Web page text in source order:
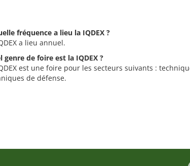
fréquence a lieu la IQDEX ?
a lieu annuel.
genre de foire est la IQDEX ?
est une foire pour les secteurs suivants :
de défense.